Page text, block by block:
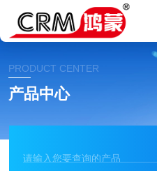
PRODUCT CENTER
产品中心